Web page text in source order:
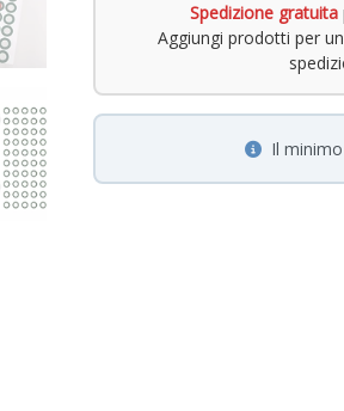
Spedizione gratuita
Aggiungi prodotti per
Il